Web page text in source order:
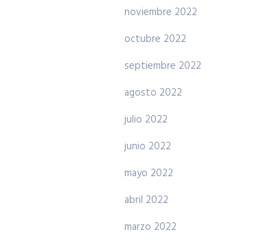
noviembre 2022
octubre 2022
septiembre 2022
agosto 2022
julio 2022
junio 2022
mayo 2022
abril 2022
marzo 2022